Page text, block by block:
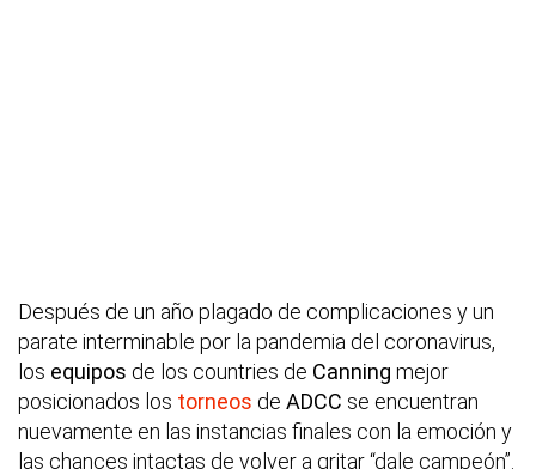
Después de un año plagado de complicaciones y un
parate interminable por la pandemia del coronavirus,
los equipos de los countries de Canning mejor
posicionados los torneos de ADCC se encuentran
nuevamente en las instancias finales con la emoción y
las chances intactas de volver a gritar “dale campeón”.